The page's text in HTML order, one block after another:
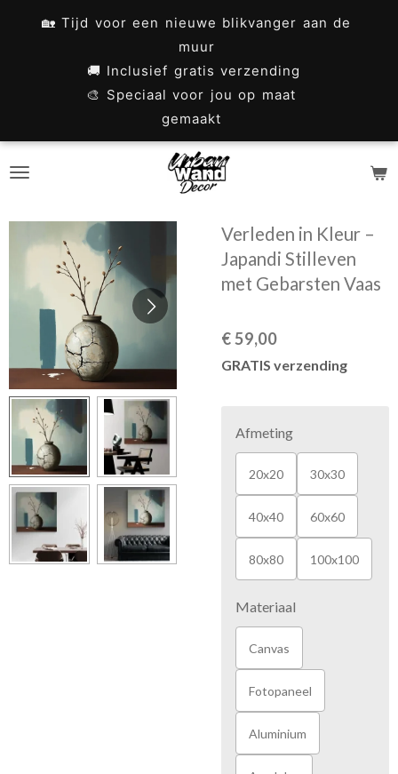
🏡 Tijd voor een nieuwe blikvanger aan de
muur
🚚 Inclusief gratis verzending
🎨 Speciaal voor jou op maat
gemaakt
Verleden in Kleur –
Japandi Stilleven
met Gebarsten Vaas
€ 59,00
GRATIS verzending
Afmeting
20x20 30x30
40x40 60x60
80x80 100x100
Materiaal
Canvas
Fotopaneel
Aluminium